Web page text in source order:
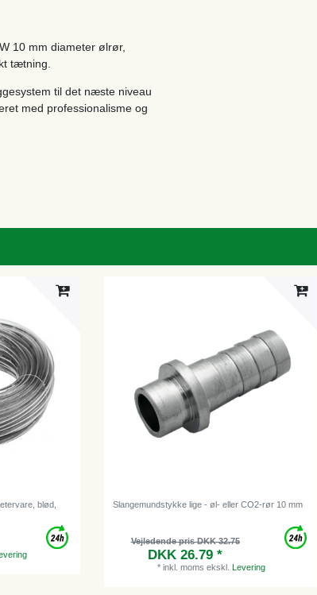
10 mm diameter ølrør,
tætning.
til det næste niveau
med professionalisme og
blød,
Slangemundstykke lige - øl- eller CO2-rør 10 mm
Vejledende pris DKK 32.75
DKK 26.79 *
* inkl. moms ekskl. Levering